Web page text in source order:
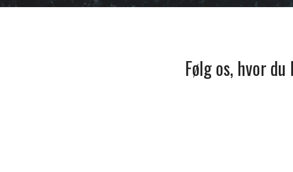
Følg os, hvor